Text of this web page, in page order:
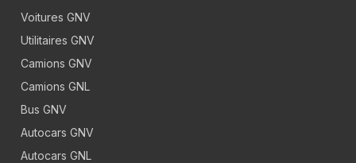
Voitures GNV
Utilitaires GNV
Camions GNV
Camions GNL
Bus GNV
Autocars GNV
Autocars GNL